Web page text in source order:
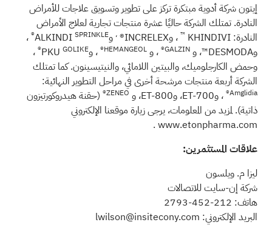
إيتون شركة أدوية مبتكرة تركز على تطوير وتسويق علاجات للأمراض
النادرة. تمتلك الشركة حاليًا عشرة منتجات تجارية لعلاج الأمراض
النادرة: KHINDIVI
™، وINCRELEX® ، وALKINDISPRINKLE®
،
وDESMODA™، و
GALZIN® ، و HEMANGEOL® ، وPKUGOLIKE®
،
وحمض الكارجلوميك، والبيتين اللامائي، والنيتيسينون. كما تمتلك
الشركة أربعة منتجات مرشحة أخرى في مراحل التطوير النهائية:
Amglidia® ، وET-700، وET-800، و ZENEO® (حقنة هيدروكورتيزون
ذاتية). لمزيد من المعلومات، يرجى زيارة موقعنا الإلكتروني
www.etonpharma.com
.
علاقات المستثمرين:
ليزا م. ويلسون
شركة إن-سايت للاتصالات
هاتف: 212-452-2793
البريد الإلكتروني: lwilson@insitecony.com